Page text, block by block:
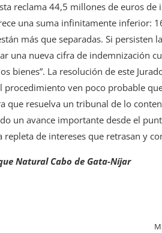
reclama 44,5 millones de euros
una suma infinitamente inferior:
más que separadas. Si persisten
una nueva cifra de indemnización
bienes”. La resolución de este
procedimiento ven poco probable
que resuelva un tribunal de lo
un avance importante desde el
de intereses que retrasan y
Natural Cabo de Gata-Níjar